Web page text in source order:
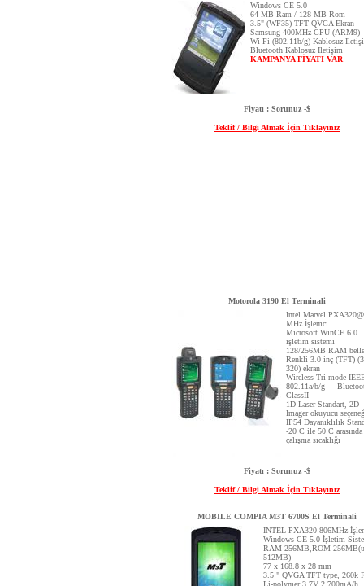
Windows CE 5.0
64 MB Ram / 128 MB Rom
3.5" (WF35) TFT QVGA Ekran
Samsung 400MHz CPU (ARM9)
Wi-Fi (802.11b/g) Kablosuz
Bluetooth Kablosuz İletişim
KAMPANYA FİYATI VAR
Fiyatı : Sorunuz -$
Teklif / Bilgi Almak İçin Tıklayınız
Motorola 3190 El Terminali
Intel Marvel
MHz İşlemci
Microsoft WinCE 6.0
işletim sistemi
128/256MB RAM
Renkli 3.0 inç (TFT)
320) ekran
Wireless Tri-mode
802.11a/b/g -
ClassII
1D Laser Standart, 2D
Imager okuyucu
IP54 Dayanıklılık
-20 C ile 50 C arasında
çalışma sıcaklığı
Fiyatı : Sorunuz -$
Teklif / Bilgi Almak İçin Tıklayınız
MOBILE COMPIA M3T 6700S El Terminali
INTEL PXA320 806MHz
Windows CE 5.0 İşletim
RAM 256MB,ROM
512MB)
77 x 168.8 x 28 mm
3.5 " QVGA TFT type, 260k
Li-polymer 3.7V 2,700mA/h